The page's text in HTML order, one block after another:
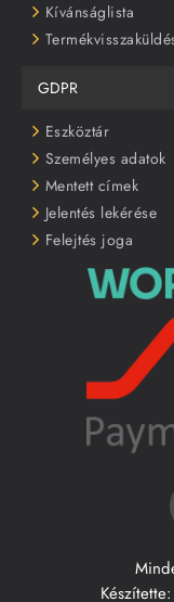
Kívánságlista
GDPR
Eszköztár
Személyes adatok
Mentett címek
Jelentés lekérése
Felejtés joga
Készítette: